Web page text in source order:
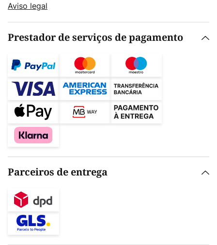
Aviso legal
Prestador de serviços de pagamento
Parceiros de entrega